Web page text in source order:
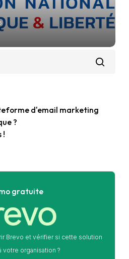
d'email marketing
?
!
gratuite
Brevo et vérifier si cette solution
votre organisation ?